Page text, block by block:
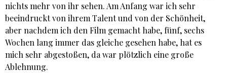
nichts mehr von ihr sehen. Am Anfang war ich sehr
beeindruckt von ihrem Talent und von der Schönheit,
aber nachdem ich den Film gemacht habe, fünf, sechs
Wochen lang immer das gleiche gesehen habe, hat es
mich sehr abgestoßen, da war plötzlich eine große
Ablehnung.